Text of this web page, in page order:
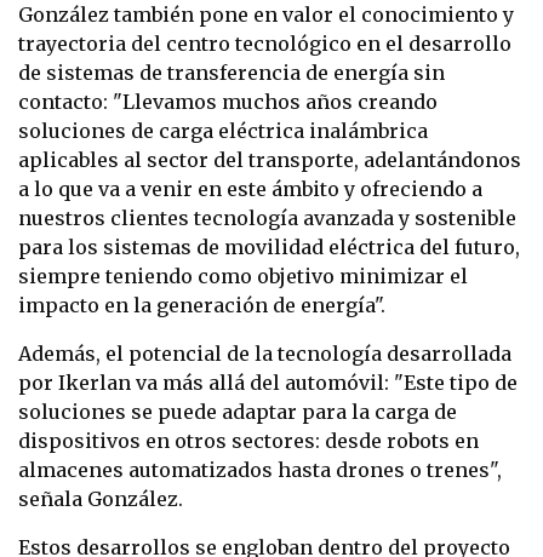
González también pone en valor el conocimiento y
trayectoria del centro tecnológico en el desarrollo
de sistemas de transferencia de energía sin
contacto: "Llevamos muchos años creando
soluciones de carga eléctrica inalámbrica
aplicables al sector del transporte, adelantándonos
a lo que va a venir en este ámbito y ofreciendo a
nuestros clientes tecnología avanzada y sostenible
para los sistemas de movilidad eléctrica del futuro,
siempre teniendo como objetivo minimizar el
impacto en la generación de energía".
Además, el potencial de la tecnología desarrollada
por Ikerlan va más allá del automóvil: "Este tipo de
soluciones se puede adaptar para la carga de
dispositivos en otros sectores: desde robots en
almacenes automatizados hasta drones o trenes",
señala González.
Estos desarrollos se engloban dentro del proyecto